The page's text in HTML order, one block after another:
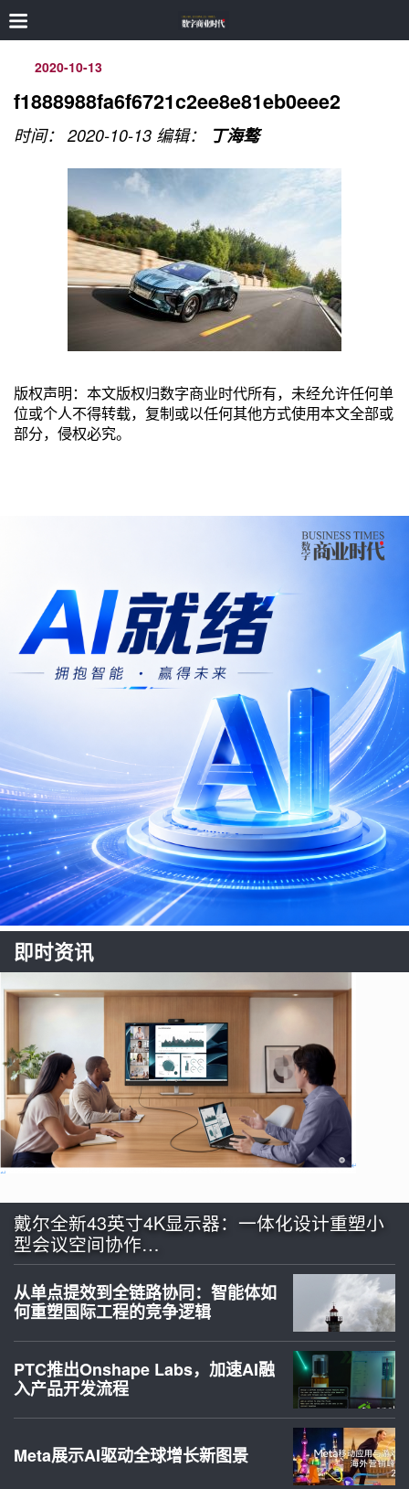
2020-10-13
f1888988fa6f6721c2ee8e81eb0eee2
时间： 2020-10-13 编辑： 丁海骜
版权声明：本文版权归数字商业时代所有，未经允许任何单
位或个人不得转载，复制或以任何其他方式使用本文全部或
部分，侵权必究。
即时资讯
戴尔全新43英寸4K显示器：一体化设计重塑小
型会议空间协作…
从单点提效到全链路协同：智能体如
何重塑国际工程的竞争逻辑
PTC推出Onshape Labs，加速AI融
入产品开发流程
Meta展示AI驱动全球增长新图景